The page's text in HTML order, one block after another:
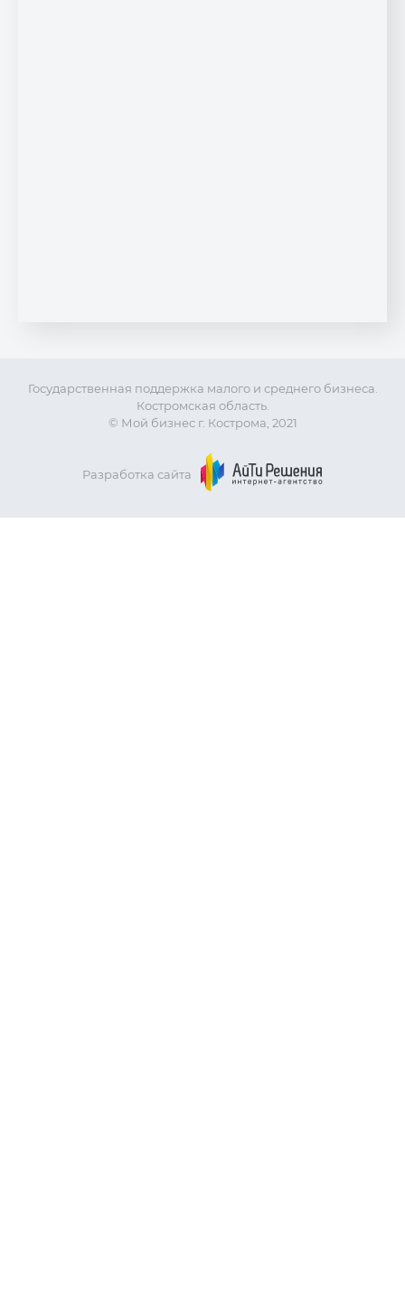
Государственная поддержка малого и среднего бизнеса.
Костромская область.
© Мой бизнес г. Кострома, 2021
Разработка сайта